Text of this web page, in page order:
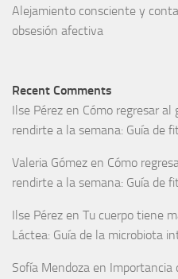
Alejamiento consciente y
obsesión afectiva
Recent Comments
Ilse Pérez en Cómo regresar al
rendirte a la semana: Guía de
Valeria Gómez en Cómo
rendirte a la semana: Guía de
Ilse Pérez en Tu cuerpo tiene
Láctea: Guía de la microbiota
Sofía Mendoza en Importancia